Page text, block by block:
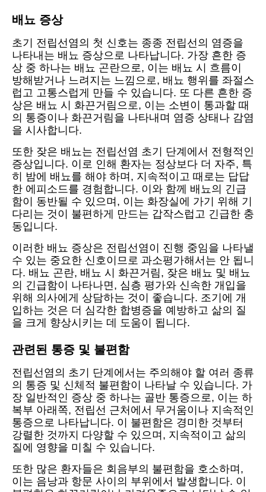
배뇨 증상
초기 전립선염의 첫 신호는 종종 전립선의 염증을
나타내는 배뇨 증상으로 나타납니다. 가장 흔한 증
상 중 하나는 배뇨 곤란으로, 이는 배뇨 시 흐름이
방해받거나 느려지는 느낌으로, 배뇨 행위를 좌절스
럽고 고통스럽게 만들 수 있습니다. 또 다른 흔한 증
상은 배뇨 시 화끈거림으로, 이는 소변이 통과할 때
의 통증이나 화끈거림을 나타내며 염증 상태나 감염
을 시사합니다.
또한 잦은 배뇨는 전립선염 초기 단계에서 전형적인
증상입니다. 이로 인해 환자는 정상보다 더 자주, 특
히 밤에 배뇨를 해야 하며, 지속적이고 때로는 답답
한 에피소드를 경험합니다. 이와 함께 배뇨의 긴급
함이 동반될 수 있으며, 이는 화장실에 가기 위해 기
다리는 것이 불편하게 만드는 갑작스럽고 긴급한 충
동입니다.
이러한 배뇨 증상은 전립선염이 진행 중임을 나타낼
수 있는 중요한 신호이므로 과소평가해서는 안 됩니
다. 배뇨 곤란, 배뇨 시 화끈거림, 잦은 배뇨 및 배뇨
의 긴급함이 나타나면, 심층 평가와 신속한 개입을
위해 의사에게 상담하는 것이 좋습니다. 조기에 개
입하는 것은 더 심각한 합병증을 예방하고 삶의 질
을 크게 향상시키는 데 도움이 됩니다.
관련된 통증 및 불편함
전립선염의 초기 단계에서는 주의해야 할 여러 종류
의 통증 및 신체적 불편함이 나타날 수 있습니다. 가
장 일반적인 증상 중 하나는 골반 통증으로, 이는 하
복부 아래쪽, 전립선 근처에서 무거움이나 지속적인
통증으로 나타납니다. 이 불편함은 경미한 것부터
강렬한 것까지 다양할 수 있으며, 지속적이고 삶의
질에 영향을 미칠 수 있습니다.
또한 많은 환자들은 회음부의 불편함을 호소하며,
이는 음낭과 항문 사이의 부위에서 발생합니다. 이